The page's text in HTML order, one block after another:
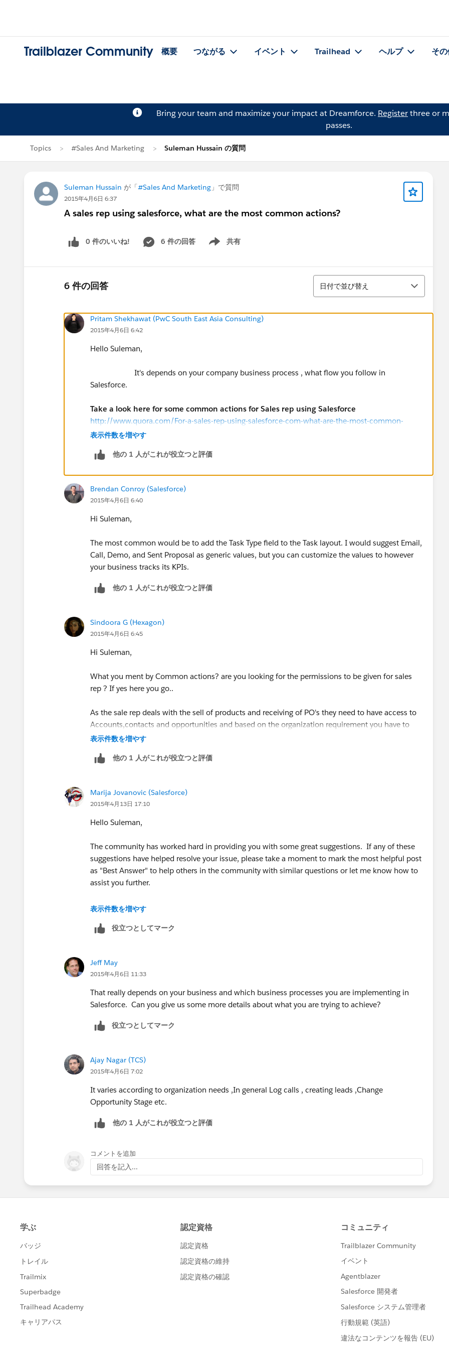
Trailblazer Community 概要 つながる イベント Trailhead ヘルプ そ
Bring your team and maximize your impact at Dreamforce. Registerthree or
passes.
Topics #Sales And Marketing Suleman Hussain の質問
Suleman Hussain が「#Sales And Marketing 」で質問
2015年4月6日 6:37
A sales rep using salesforce, what are the most common actions?
0 件のいいね! 6 件の回答 共有
Show menu
6 件の回答
並び替え
日付で並び替え
Pritam Shekhawat (PwC South East Asia Consulting)
2015年4月6日 6:42
Hello Suleman,
It's depends on your company business process , what flow you follow in
Salesforce.
Take a look here for some common actions for Sales rep using Salesforce
http://www.quora.com/For-a-sales-rep-using-salesforce-com-what-are-the-most-common-
actions
Salesforce Consultancy – Sales Teams - Sales Management – Improving
http://www.salesforce.com/company/news-press/press-releases/2014/07/140724.jsp
Thanks,
Pritam Shekhawat
表示件数を増やす
他の 1 人がこれが役立つと評価
Brendan Conroy (Salesforce)
2015年4月6日 6:40
Hi Suleman,
The most common would be to add the Task Type field to the Task layout. I would suggest Email,
Call, Demo, and Sent Proposal as generic values, but you can customize the values to however
your business tracks its KPIs.
他の 1 人がこれが役立つと評価
Sindoora G (Hexagon)
2015年4月6日 6:45
Hi Suleman,
What you ment by Common actions? are you looking for the permissions to be given for sales
rep ? If yes here you go..
As the sale rep deals with the sell of products and receiving of PO's they need to have access to
Accounts,contacts and opportunities and based on the organization requirement you have to
define the permissions and sharing rule.
Aslo check this linkhttp://www.quora.com/For-a-sales-rep-using-salesforce-com-what-are-the-
https://www.salesforce.com/blog/2013/10/62-sales-tips-and-sales-quotes-from-top-sales-
experts.html
表示件数を増やす
他の 1 人がこれが役立つと評価
Marija Jovanovic (Salesforce)
2015年4月13日 17:10
Hello Suleman,
The community has worked hard in providing you with some great suggestions. If any of these
suggestions have helped resolve your issue, please take a moment to mark the most helpful post
as "Best Answer" to help others in the community with similar questions or let me know how to
assist you further.
Thank you all for your contribution to Success Community.
表示件数を増やす
役立つとしてマーク
Jeff May
2015年4月6日 11:33
That really depends on your business and which business processes you are implementing in
Salesforce. Can you give us some more details about what you are trying to achieve?
役立つとしてマーク
Ajay Nagar (TCS)
2015年4月6日 7:02
It varies according to organization needs ,In general Log calls , creating leads ,Change
Opportunity Stage etc.
他の 1 人がこれが役立つと評価
コメントを追加
回答を記入...